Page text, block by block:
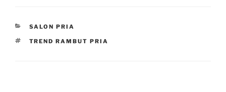
CATEGORIES
SALON PRIA
TAGS
TREND RAMBUT PRIA